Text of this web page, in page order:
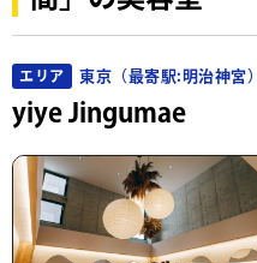
エリア 東京（最寄駅:明治神宮）
yiye Jingumae